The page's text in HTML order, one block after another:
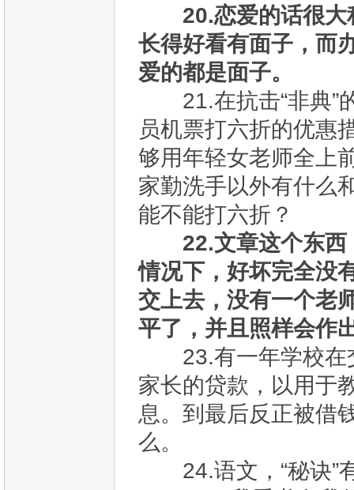
20.恋爱的话很
长得好看有面子，而
爱的都是面子。
21.在抗击“非典”
员机票打六折的优惠
够用年轻女老师全上
家勤洗手以外有什么
能不能打六折？
22.文章这个东
情况下，好坏完全没
交上去，没有一个老
平了，并且照样会作
23.有一年学校在
家长的贷款，以用于
息。到最后反正被借
么。
24.语文，“秘诀”